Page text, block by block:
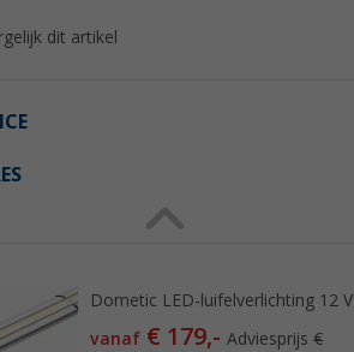
dit artikel
Dometic LED-luifelverlichting 12 V
vanaf € 179,-Adviesprijs€
Pro